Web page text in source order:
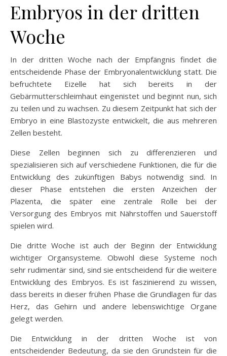
Embryos in der dritten
Woche
In der dritten Woche nach der Empfängnis findet die
entscheidende Phase der Embryonalentwicklung statt. Die
befruchtete Eizelle hat sich bereits in der
Gebärmutterschleimhaut eingenistet und beginnt nun, sich
zu teilen und zu wachsen. Zu diesem Zeitpunkt hat sich der
Embryo in eine Blastozyste entwickelt, die aus mehreren
Zellen besteht.
Diese Zellen beginnen sich zu differenzieren und
spezialisieren sich auf verschiedene Funktionen, die für die
Entwicklung des zukünftigen Babys notwendig sind. In
dieser Phase entstehen die ersten Anzeichen der
Plazenta, die später eine zentrale Rolle bei der
Versorgung des Embryos mit Nährstoffen und Sauerstoff
spielen wird.
Die dritte Woche ist auch der Beginn der Entwicklung
wichtiger Organsysteme. Obwohl diese Systeme noch
sehr rudimentär sind, sind sie entscheidend für die weitere
Entwicklung des Embryos. Es ist faszinierend zu wissen,
dass bereits in dieser frühen Phase die Grundlagen für das
Herz, das Gehirn und andere lebenswichtige Organe
gelegt werden.
Die Entwicklung in der dritten Woche ist von
entscheidender Bedeutung, da sie den Grundstein für die